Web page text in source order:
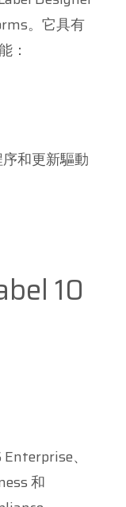
。它具有
：
和更新驅動
10
、
和